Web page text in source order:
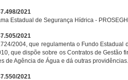
2021
Estadual de Segurança Hídrica -
2021
2004, que regulamenta o Fundo
que dispõe sobre os Contratos de
de Agência de Água e dá outras providências.
2021